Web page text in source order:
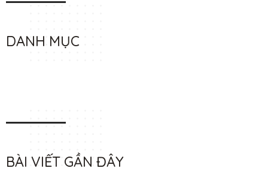
DANH MỤC
BÀI VIẾT GẦN ĐÂY